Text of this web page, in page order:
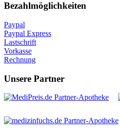
Bezahlmöglichkeiten
Paypal
Paypal Express
Lastschrift
Vorkasse
Rechnung
Unsere Partner